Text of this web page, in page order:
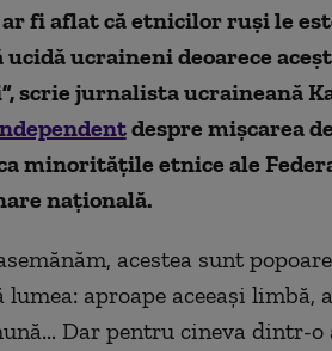
ar fi aflat că etnicilor ruși le
ucidă ucraineni deoarece
scrie jurnalista ucraineană
despre mișcarea
minoritățile etnice ale
națională.
acestea sunt
aproape aceeași limbă,
Dar pentru cineva dintr-o